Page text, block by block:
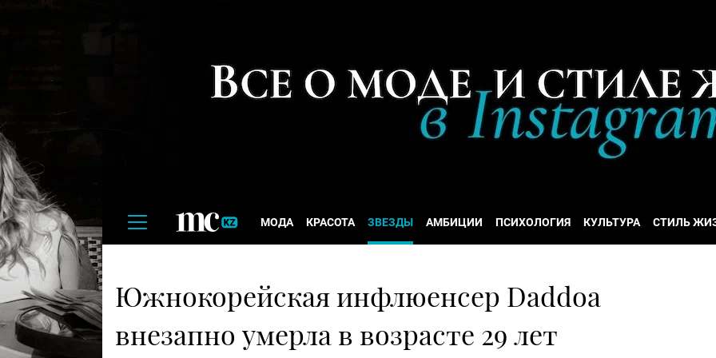
МОДА КРАСОТА ЗВЕЗДЫ АМБИЦИИ ПСИХОЛОГИЯ КУЛЬТУРА СТИЛЬ
Южнокорейская инфлюенсер Daddoa
внезапно умерла в возрасте 29 лет